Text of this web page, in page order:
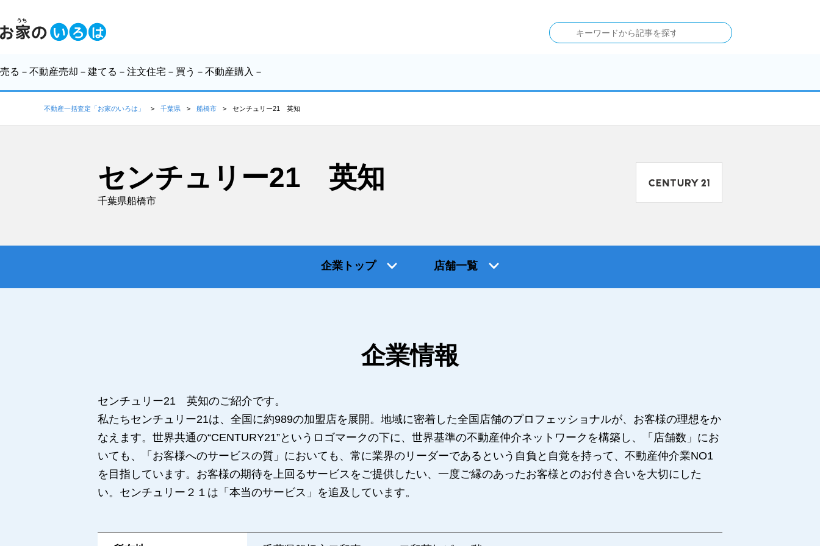
売る －不動産売却－ 建てる －注文住宅－ 買う －不動産購入－
不動産一括査定「お家のいろは」 千葉県 船橋市 センチュリー21 英知
センチュリー21 英知
千葉県船橋市
企業トップ 店舗一覧
企業情報
センチュリー21 英知のご紹介です。
私たちセンチュリー21は、全国に約989の加盟店を展開。地域に密着した全国店舗のプロフェッショナルが、お客様の理想をか
なえます。世界共通の“CENTURY21”というロゴマークの下に、世界基準の不動産仲介ネットワークを構築し、「店舗数」にお
いても、「お客様へのサービスの質」においても、常に業界のリーダーであるという自負と自覚を持って、不動産仲介業NO1
を目指しています。お客様の期待を上回るサービスをご提供したい、一度ご縁のあったお客様とのお付き合いを大切にした
い。センチュリー２１は「本当のサービス」を追及しています。